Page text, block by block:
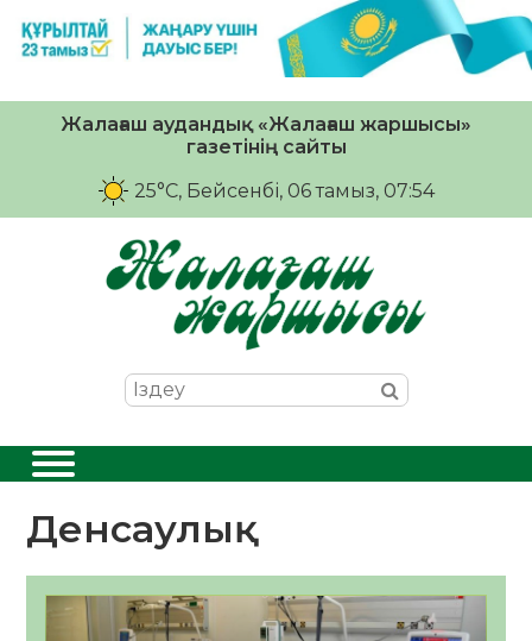
Жалағаш аудандық «Жалағаш жаршысы»
газетінің сайты
25°C, Бейсенбі, 06 тамыз, 07:54
Денсаулық